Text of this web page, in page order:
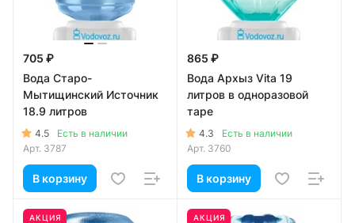
705 ₽
Вода Старо-
Мытищинский Источник
18.9 литров
4.5
Есть в наличии
Арт. 3787
В корзину
865 ₽
Вода Архыз Vita 19
литров в одноразовой
таре
4.3
Есть в наличии
Арт. 3760
В корзину
АКЦИЯ АКЦИЯ